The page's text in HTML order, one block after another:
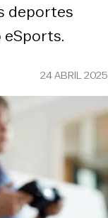
deportes
24 ABRIL 2025